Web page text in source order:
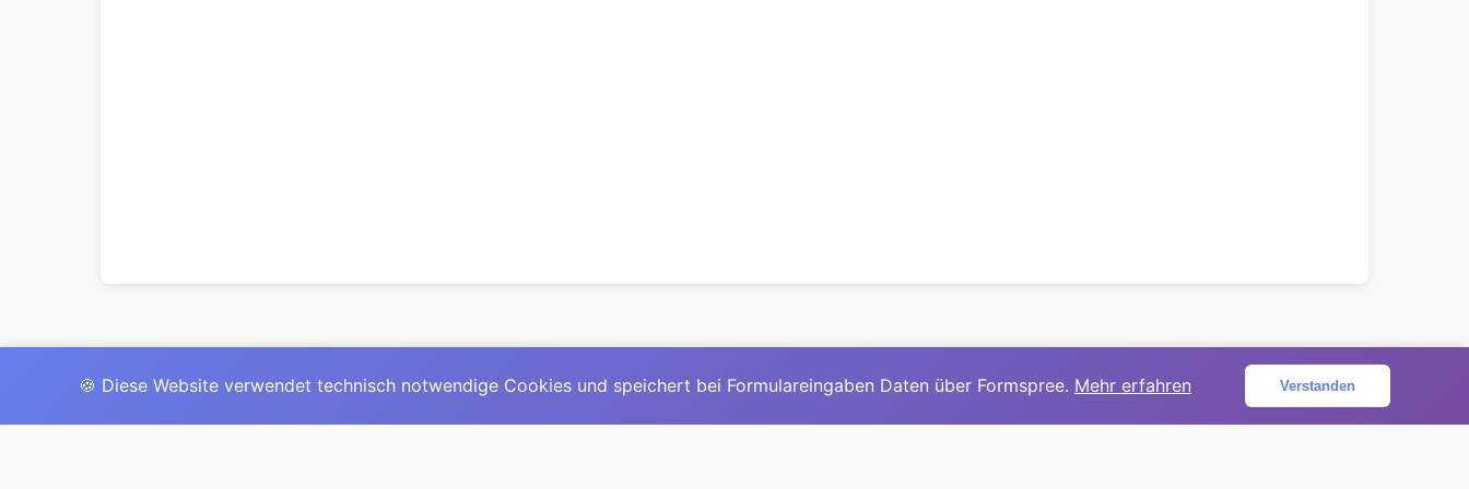
© 2025David Mirga|LinkedIn|davidmirga.com
🍪 Diese Website verwendet technisch notwendige Cookies und speichert bei Formulareingaben Daten über Formspree. Mehr erfahren Verstanden